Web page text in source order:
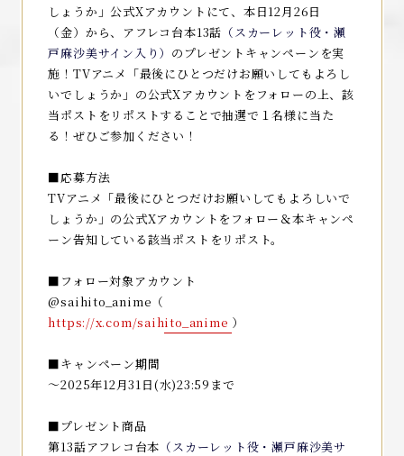
しょうか」公式Xアカウントにて、本日12月26日
（金）から、アフレコ台本13話 （スカーレット役・瀬
戸麻沙美サイン入り ） のプレゼントキャンペーンを実
施！TVアニメ「最後にひとつだけお願いしてもよろし
いでしょうか」の公式Xアカウントをフォローの上、該
当ポストをリポストすることで抽選で１名様に当た
る！ぜひご参加ください！
■応募方法
TVアニメ「最後にひとつだけお願いしてもよろしいで
しょうか」の公式Xアカウントをフォロー＆本キャンペ
ーン告知している該当ポストをリポスト。
■フォロー対象アカウント
@saihito_anime（
https://x.com/saihito_anime ）
■キャンペーン期間
～2025年12月31日(水)23:59まで
■プレゼント商品
第13話アフレコ台本 （スカーレット役・瀬戸麻沙美サ